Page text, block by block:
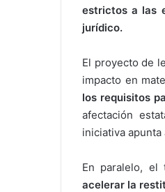
estrictos a las
jurídico.
El proyecto de
impacto en
los requisitos
afectación
iniciativa
En paralelo, el
acelerar la